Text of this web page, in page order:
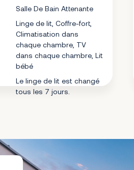
Salle De Bain Attenante
Linge de lit, Coffre-fort,
Climatisation dans
chaque chambre, TV
dans chaque chambre, Lit
bébé
Le linge de lit est changé
tous les 7 jours.